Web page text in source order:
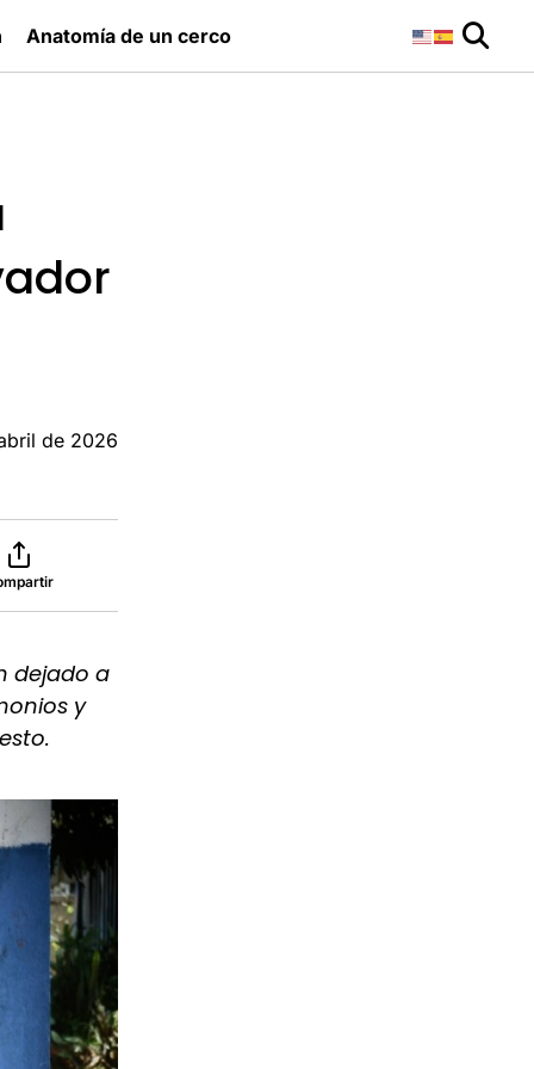
Anatomía de un cerco
de 2026
dejado a
y